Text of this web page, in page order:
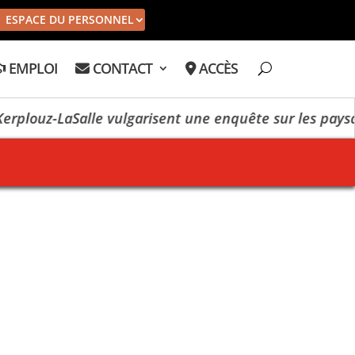
ESPACE DU PERSONNEL
EMPLOI CONTACT ACCÈS
LaSalle vulgarisent une enquête sur les